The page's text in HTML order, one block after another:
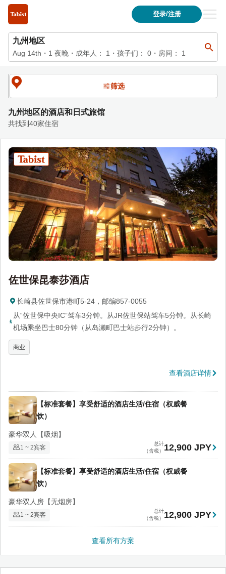
登录/注册
九州地区
Aug 14th ・ 1 夜晚 ・ 成年人： 1 ・孩子们： 0 ・房间： 1
筛选
九州地区的酒店和日式旅馆
共找到40家住宿
佐世保昆泰莎酒店
长崎县佐世保市港町5-24，邮编857-0055
从“佐世保中央IC”驾车3分钟。从JR佐世保站驾车5分钟。从长崎
机场乘坐巴士80分钟（从岛濑町巴士站步行2分钟）。
商业
查看酒店详情
【标准套餐】享受舒适的酒店生活/住宿（权威餐
饮）
豪华双人【吸烟】
1 ~ 2宾客
总计
（含税） 12,900 JPY
【标准套餐】享受舒适的酒店生活/住宿（权威餐
饮）
豪华双人房【无烟房】
1 ~ 2宾客
总计
（含税） 12,900 JPY
查看所有方案
九州地区 的住宿列表 | Tabist 酒店与日式旅馆官方网站